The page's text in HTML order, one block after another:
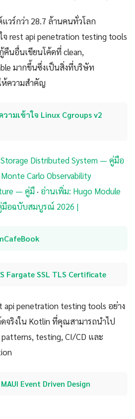
ร์กว่า 28.7 ล้านคนทั่วโลก
จ rest api penetration testing tools
นอื่นเขียนโค้ดที่ clean,
มากขึ้นซึ่งเป็นสิ่งที่บริษัท
ห้ความสำคัญ
วามเข้าใจ Linux Cgroups v2
Distributed System — คู่มือ
Carlo Observability
— คู่มื · อ่านเพิ่ม: Hugo Module
มือฉบับสมบูรณ์ 2026 |
Fargate SSL TLS Certificate
penetration testing tools อย่าง
จริงใน Kotlin ที่คุณสามารถนำไป
testing, CI/CD และ
Event Driven Design